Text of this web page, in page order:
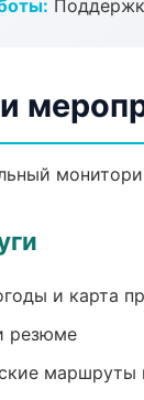
и карта
резюме
маршруты